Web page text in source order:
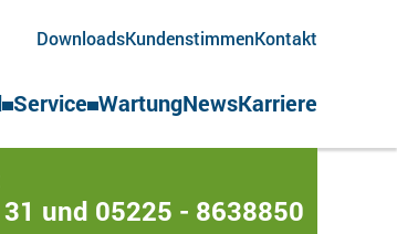
und 05225 - 8638850
DownloadsKundenstimmenKontakt
Service WartungNewsKarriere